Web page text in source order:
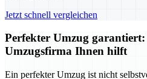
Jetzt schnell vergleichen
Perfekter Umzug garantiert:
Umzugsfirma Ihnen hilft
Ein perfekter Umzug ist nicht